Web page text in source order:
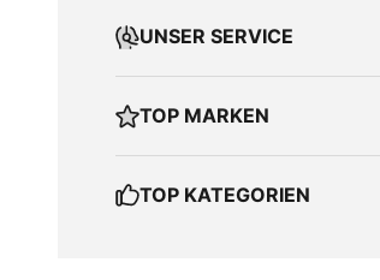
UNSER SERVICE
TOP MARKEN
TOP KATEGORIEN